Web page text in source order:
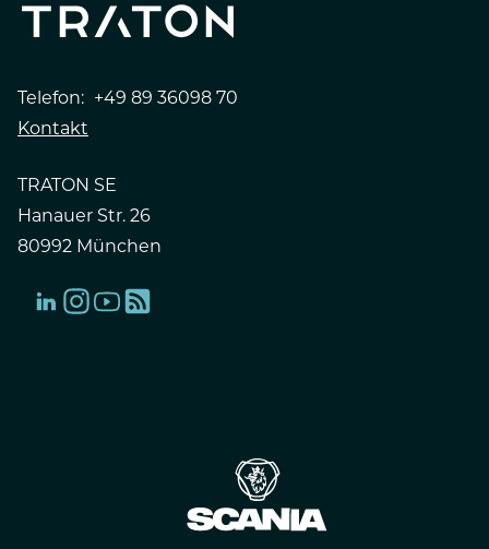
Telefon: +49 89 36098 70
Kontakt
TRATON SE
Hanauer Str. 26
80992 München